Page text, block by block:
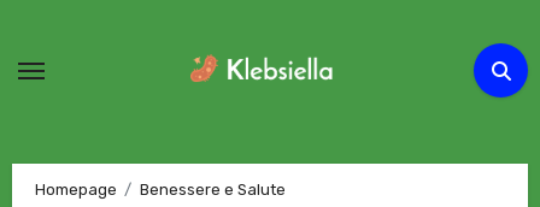
contenuto
Homepage
Benessere e Salute